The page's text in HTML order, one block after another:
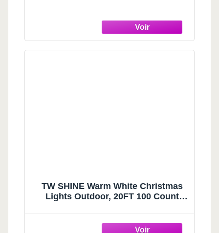
Wedding Party Multi-Use Decoration,
White Wire
TW SHINE Warm White Christmas
Lights Outdoor, 20FT 100 Count
String Lights for Xmas Decorations